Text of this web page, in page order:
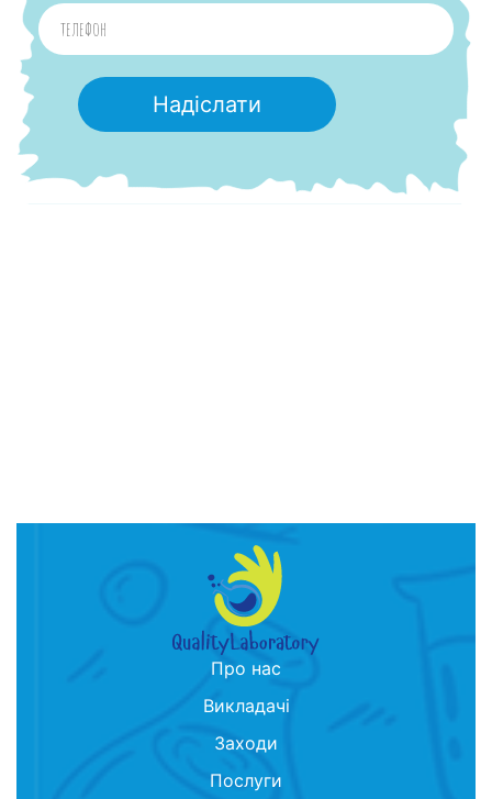
Про нас
Викладачі
Заходи
Послуги